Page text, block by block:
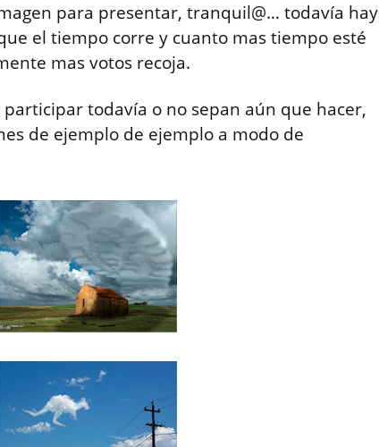
para presentar, tranquil@… todavía hay
el tiempo corre y cuanto mas tiempo esté
mas votos recoja.
todavía o no sepan aún que hacer,
de ejemplo de ejemplo a modo de